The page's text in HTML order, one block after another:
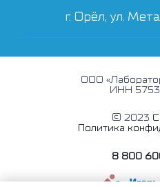
г. Орёл, ул.
ООО
ИНН
© 2023
Политика
8 800